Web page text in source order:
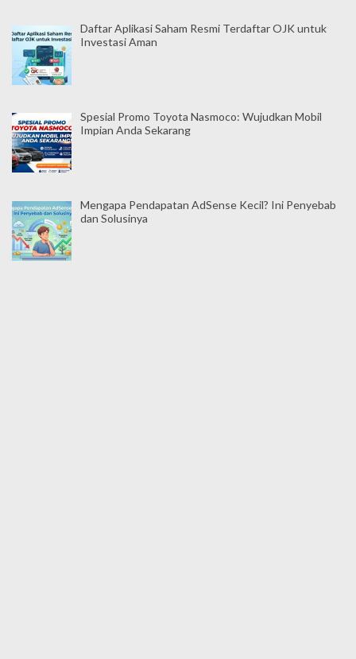
Daftar Aplikasi Saham Resmi Terdaftar OJK untuk
Investasi Aman
Spesial Promo Toyota Nasmoco: Wujudkan Mobil
Impian Anda Sekarang
Mengapa Pendapatan AdSense Kecil? Ini Penyebab
dan Solusinya